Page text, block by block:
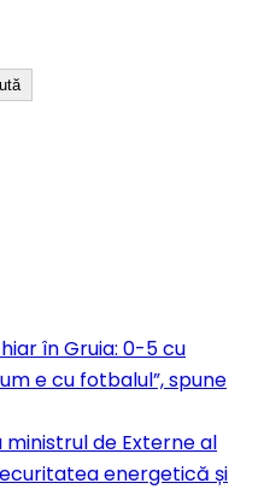
în Gruia: 0-5 cu
e cu fotbalul”, spune
de Externe al
energetică și